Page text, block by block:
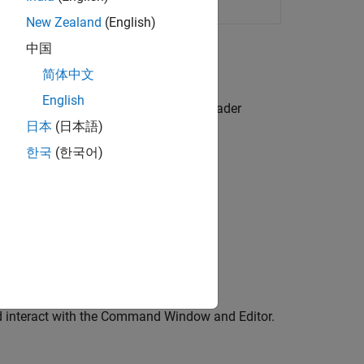
keyboard shortcuts, screen reader
with the Command Window and Editor.
New Zealand (English)
中国
简体中文
English
日本 (日本語)
한국 (한국어)